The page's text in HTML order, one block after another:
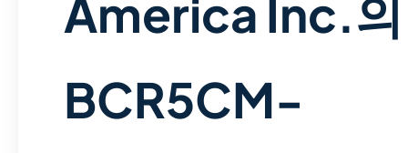
America Inc.의
BCR5CM-